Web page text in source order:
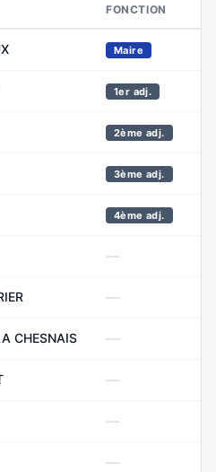
FONCTION
Maire
1er adj.
2ème adj.
3ème adj.
4ème adj.
—
—
CHESNAIS —
—
—
—